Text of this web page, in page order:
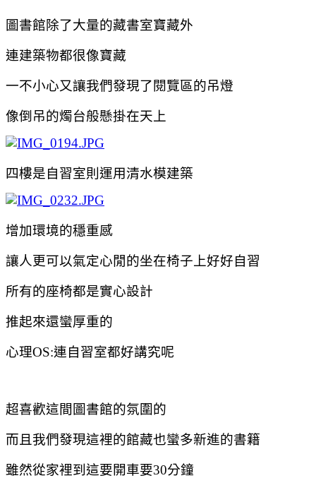
圖書館除了大量的藏書室寶藏外
連建築物都很像寶藏
一不小心又讓我們發現了閱覽區的吊燈
像倒吊的燭台般懸掛在天上
四樓是自習室則運用清水模建築
增加環境的穩重感
讓人更可以氣定心閒的坐在椅子上好好自習
所有的座椅都是實心設計
推起來還蠻厚重的
心理OS:連自習室都好講究呢
超喜歡這間圖書館的氛圍的
而且我們發現這裡的館藏也蠻多新進的書籍
雖然從家裡到這要開車要30分鐘